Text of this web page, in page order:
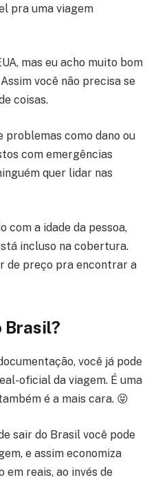
pra uma viagem
mas eu acho muito bom
você não precisa se
coisas.
problemas como dano ou
com emergências
quer lidar nas
com a idade da pessoa,
incluso na cobertura.
de preço pra encontrar a
Brasil?
você já pode
oficial da viagem. É uma
é a mais cara. 😝
sair do Brasil você pode
e assim economiza
em reais, ao invés de